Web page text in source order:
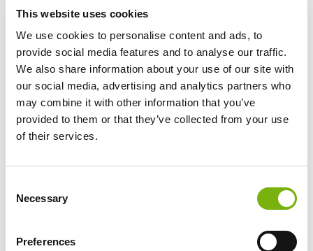
This website uses cookies
We use cookies to personalise content and ads, to
provide social media features and to analyse our traffic.
We also share information about your use of our site with
our social media, advertising and analytics partners who
may combine it with other information that you’ve
provided to them or that they’ve collected from your use
of their services.
Selection
Necessary
Preferences
Das Cannondale Topstone Carbon 3 ist ideal für alle,
die auch abseits der Straße und auf Schotterwegen
unterwegs sind. Dank des patentierten KingPin-
Hinterbausystems und der progressiven Geometrie
bietet es hervorragenden Komfort auf Schotter, Erde
Rahmen sorgt für Kontrolle und Fahrkomfort auf
einzubüßen. Das wartungsfreie Dämpfungssystem